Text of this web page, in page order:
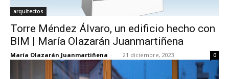
arquitectos
Torre Méndez Álvaro, un edificio hecho con
BIM | María Olazarán Juanmartiñena
María Olazarán Juanmartiñena - 21 diciembre, 2023 0